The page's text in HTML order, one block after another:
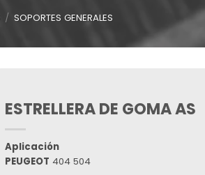
/ SOPORTES GENERALES
ESTRELLERA DE GOMA AS
Aplicación
PEUGEOT 404 504